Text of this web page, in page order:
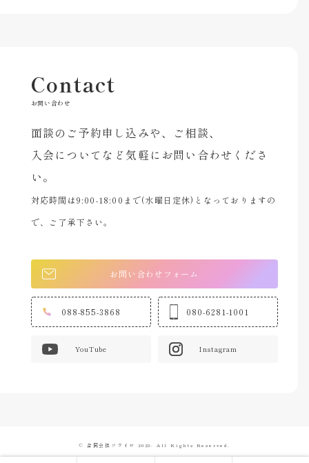
Contact
お問い合わせ
面談のご予約申し込みや、ご相談、
入会についてなど気軽にお問い合わせくださ
い。
対応時間は9:00-18:00まで(水曜日定休)となっておりますの
で、ご了承下さい。
お問い合わせフォーム
088-855-3868 080-6281-1001
YouTube Instagram
© 合同会社ソライロ 2023- All Rights Reserved.